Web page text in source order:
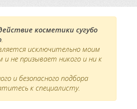
косметики сугубо
.
исключительно моим
не призывает никого и ни к
и безопасного подбора
к специалисту.